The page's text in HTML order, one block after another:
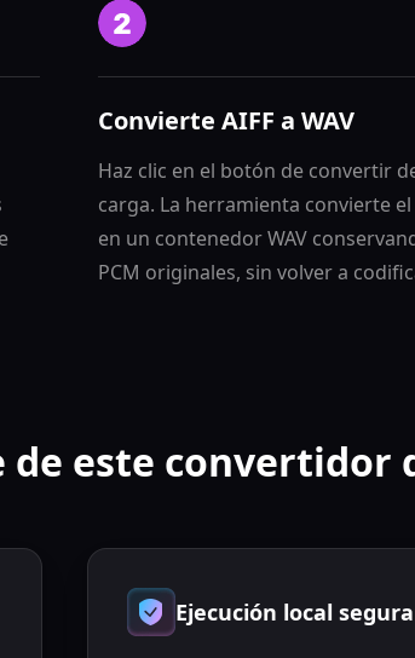
Convierte AIFF a WAV
Haz clic en el botón de convertir
carga. La herramienta convierte el
en un contenedor WAV
PCM originales, sin volver a
este convertidor
Ejecución local segura